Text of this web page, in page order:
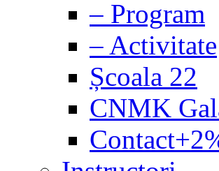
– Program
– Activitate
Școala 22
CNMK